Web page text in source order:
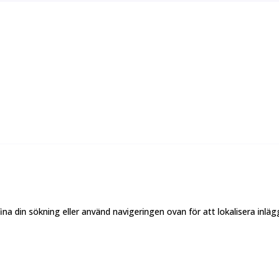
din sökning eller använd navigeringen ovan för att lokalisera